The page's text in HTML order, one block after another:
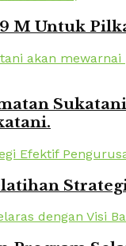
M Untuk